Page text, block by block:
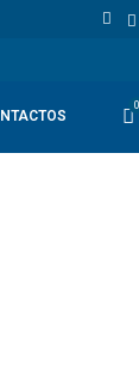
rota marítima
0